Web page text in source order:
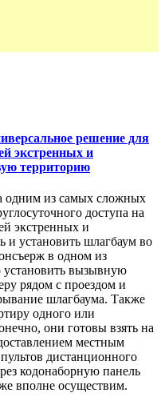
решение для
экстренных и
территорию
одним из самых сложных
доступа на
экстренных и
и установить шлагбаум во
в одном из
установить вызывную
рядом с проездом и
шлагбаума. Также
одного или
они готовы взять на
местным
дистанционного
кодонаборную панель
вполне осуществим.